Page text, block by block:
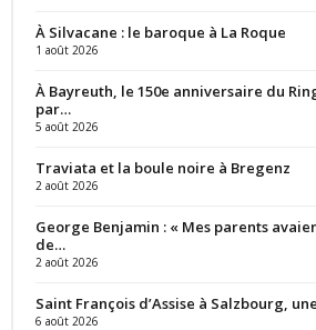
À Silvacane : le baroque à La Roque
1 août 2026
À Bayreuth, le 150e anniversaire du
par…
5 août 2026
Traviata et la boule noire à Bregenz
2 août 2026
George Benjamin : « Mes parents
de…
2 août 2026
Saint François d’Assise à Salzbourg,
6 août 2026